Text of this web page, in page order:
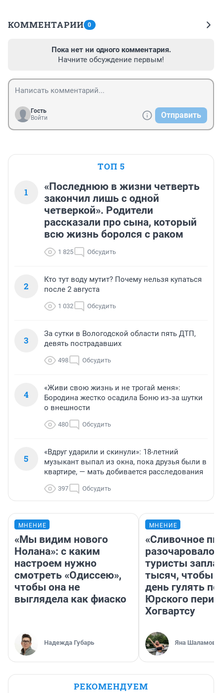
КОММЕНТАРИИ 0
Пока нет ни одного комментария.
Начните обсуждение первым!
Гость
Войти
Отправить
ТОП 5
1
«Последнюю в жизни четверть
закончил лишь с одной
четверкой». Родители
рассказали про сына, который
всю жизнь боролся с раком
1 825 Обсудить
2
Кто тут воду мутит? Почему нельзя купаться
после 2 августа
1 032 Обсудить
3
За сутки в Вологодской области пять ДТП,
девять пострадавших
498 Обсудить
4
«Живи свою жизнь и не трогай меня»:
Бородина жестко осадила Боню из‑за шутки
о внешности
480 Обсудить
5
«Вдруг ударили и скинули»: 18-летний
музыкант выпал из окна, пока друзья были в
квартире, — мать добивается расследования
397 Обсудить
МНЕНИЕ
«Мы видим нового
Нолана»: с каким
настроем нужно
смотреть «Одиссею»,
чтобы она не
выглядела как фиаско
Надежда Губарь
МНЕНИЕ
«Сливочное
разочаровало»:
туристы
тысяч, чтобы
день гулять по
Юрского
Хогвартсу
Яна Шаламова
РЕКОМЕНДУЕМ